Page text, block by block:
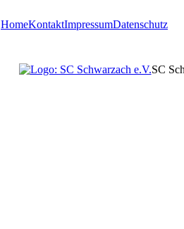
HomeKontaktImpressumDatenschutz
SC